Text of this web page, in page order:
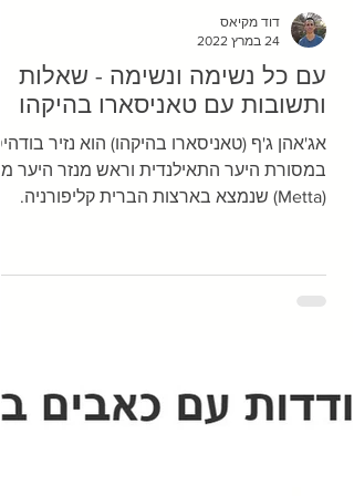
עם כל נשימה ונשימה - שאלות
ותשובות עם טאניסארו בהיקהו
אג'אהן ג'ף (טאניסארו בהיקהו) הוא נזיר
במסורת היער התאילנדית וראש מנזר היער
(Metta) שנמצא בארצות הברית קליפורניה.
דוד מקיאס
24 במרץ 2022